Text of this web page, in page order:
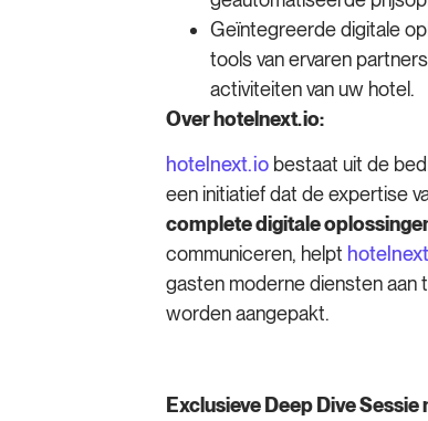
Geïntegreerde digitale
tools van ervaren
activiteiten van uw hotel.
Over hotelnext.io:
hotelnext.io bestaat uit de
een initiatief dat de expertise
complete digitale
communiceren, helpt
gasten moderne diensten aan
worden aangepakt.
Exclusieve Deep Dive